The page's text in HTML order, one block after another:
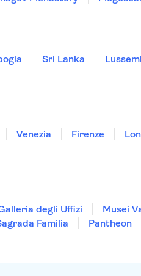
Sri Lanka
Venezia Firenze
degli Uffizi Musei
Familia Pantheon